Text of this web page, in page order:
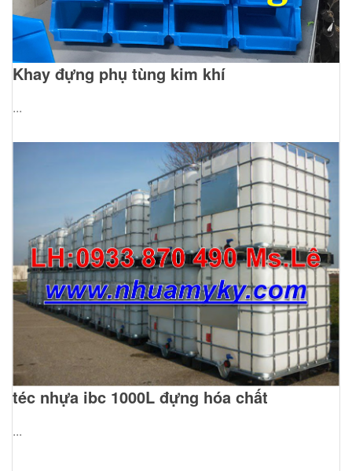
Khay đựng phụ tùng kim khí
...
téc nhựa ibc 1000L đựng hóa chất
...